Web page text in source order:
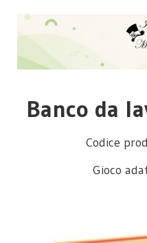
Banco da
Codice
Gioco